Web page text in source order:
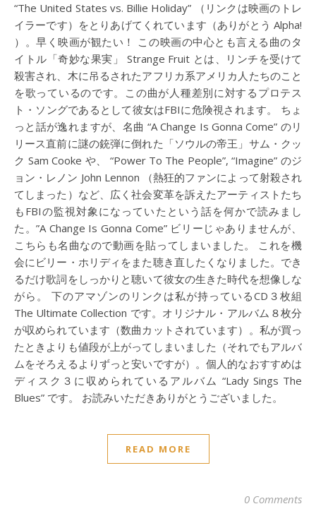
“The United States vs. Billie Holiday” （リンクは映画のトレ
イラーです）をとりあげてくれています（ありがとう Alpha!
）。早く映画が観たい！ この映画の中心とも言える曲のタ
イトル「奇妙な果実」 Strange Fruit とは、リンチを受けて
殺害され、木に吊るされたアフリカ系アメリカ人たちのこと
を歌っているのです。この曲が人種差別に対するプロテス
ト・ソングであるとして彼女はFBIに危険視されます。 ちょ
っと話が逸れますが、名曲 “A Change Is Gonna Come” のリ
リース直前に謎の銃弾に倒れた「ソウルの帝王」サム・クッ
ク Sam Cooke や、 “Power To The People”, “Imagine” のジ
ョン・レノン John Lennon （熱狂的ファンによって射殺され
てしまった）など、広く社会変革を訴えたアーティストたち
もFBIの監視対象になっていたという話を何かで読みまし
た。”A Change Is Gonna Come” ビリーじゃありませんが、
こちらも名曲なので動画を貼ってしまいました。 これを機
会にビリー・ホリディをまた聴き直したくなりました。でき
るだけ歌詞をしっかりと聴いて彼女の生きた時代を想像しな
がら。 下のアマゾンのリンクは私が持っているCD３枚組
The Ultimate Collection です。オリジナル・アルバム８枚分
が収められています（数曲カットされています）。私が買っ
たときよりも値段が上がってしまいました（それでもアルバ
ムをそろえるよりずっと安いですが）。個人的なおすすめは
ディスク３に収められているアルバム “Lady Sings The
Blues” です。 お読みいただきありがとうございました。
READ MORE
0 Comments